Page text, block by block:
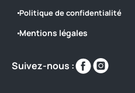
Politique de confidentialité
Mentions légales
Suivez-nous :
Retrouvez-
nous